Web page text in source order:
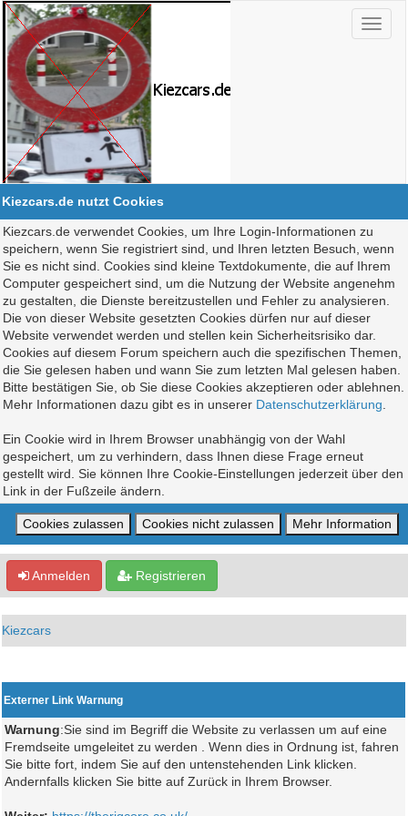
Kiezcars.de nutzt Cookies
Kiezcars.de verwendet Cookies, um Ihre Login-Informationen zu
speichern, wenn Sie registriert sind, und Ihren letzten Besuch, wenn
Sie es nicht sind. Cookies sind kleine Textdokumente, die auf Ihrem
Computer gespeichert sind, um die Nutzung der Website angenehm
zu gestalten, die Dienste bereitzustellen und Fehler zu analysieren.
Die von dieser Website gesetzten Cookies dürfen nur auf dieser
Website verwendet werden und stellen kein Sicherheitsrisiko dar.
Cookies auf diesem Forum speichern auch die spezifischen Themen,
die Sie gelesen haben und wann Sie zum letzten Mal gelesen haben.
Bitte bestätigen Sie, ob Sie diese Cookies akzeptieren oder ablehnen.
Mehr Informationen dazu gibt es in unserer Datenschutzerklärung
Ein Cookie wird in Ihrem Browser unabhängig von der Wahl
gespeichert, um zu verhindern, dass Ihnen diese Frage erneut
gestellt wird. Sie können Ihre Cookie-Einstellungen jederzeit über den
Link in der Fußzeile ändern.
Anmelden Registrieren
Kiezcars
Externer Link Warnung
Warnung:Sie sind im Begriff die Website zu verlassen um auf eine
Fremdseite umgeleitet zu werden . Wenn dies in Ordnung ist, fahren
Sie bitte fort, indem Sie auf den untenstehenden Link klicken.
Andernfalls klicken Sie bitte auf Zurück in Ihrem Browser.